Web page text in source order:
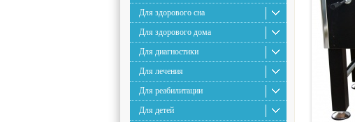
Для здорового сна
Для здорового дома
Для диагностики
Для лечения
Для реабилитации
Для детей